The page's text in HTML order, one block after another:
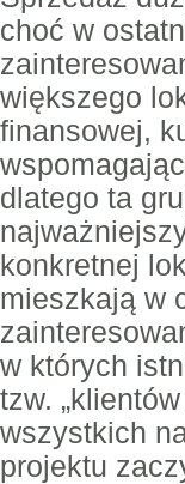
choć w
większego
finansowej,
dlatego ta
konkretnej
mieszkają w
w których
tzw.
wszystkich
projektu